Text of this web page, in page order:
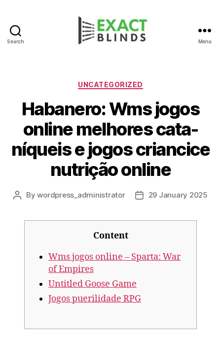
Search Menu
Categories
UNCATEGORIZED
Habanero: Wms jogos
online melhores cata-
níqueis e jogos criancice
nutrição online
PostBywordpress_administrator
Post29 January 2025
Content
Wms jogos online – Sparta: War
of Empires
Untitled Goose Game
Jogos puerilidade RPG